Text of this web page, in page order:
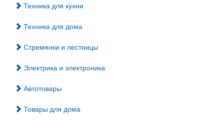
Техника для кухни
Техника для дома
Стремянки и лестницы
Электрика и электроника
Автотовары
Товары для дома